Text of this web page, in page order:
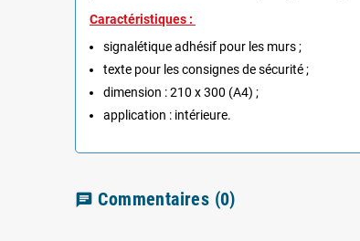
Caractéristiques :
signalétique adhésif pour les murs ;
texte pour les consignes de sécurité ;
dimension : 210 x 300 (A4) ;
application : intérieure.
chat Commentaires (0)